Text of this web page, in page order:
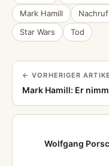
Mark Hamill
Nachruf
Star Wars
Tod
← VORHERIGER
Mark Hamill: Er
Wolfgang